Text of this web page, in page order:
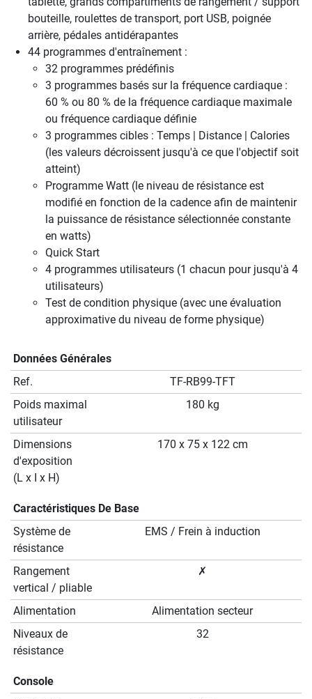
bouteille, roulettes de transport, port USB, poignée
arrière, pédales antidérapantes
44 programmes d'entraînement :
32 programmes prédéfinis
3 programmes basés sur la fréquence cardiaque :
60 % ou 80 % de la fréquence cardiaque maximale
ou fréquence cardiaque définie
3 programmes cibles : Temps | Distance | Calories
(les valeurs décroissent jusqu'à ce que l'objectif soit
atteint)
Programme Watt (le niveau de résistance est
modifié en fonction de la cadence afin de maintenir
la puissance de résistance sélectionnée constante
en watts)
Quick Start
4 programmes utilisateurs (1 chacun pour jusqu'à 4
utilisateurs)
Test de condition physique (avec une évaluation
approximative du niveau de forme physique)
Données Générales
Ref.
TF-RB99-TFT
Poids maximal
utilisateur
180 kg
Dimensions
d'exposition
(L x I x H)
170 x 75 x 122 cm
Caractéristiques De Base
Système de
résistance
EMS / Frein à induction
Rangement
vertical / pliable
✗
Alimentation
Alimentation secteur
Niveaux de
résistance
32
Console